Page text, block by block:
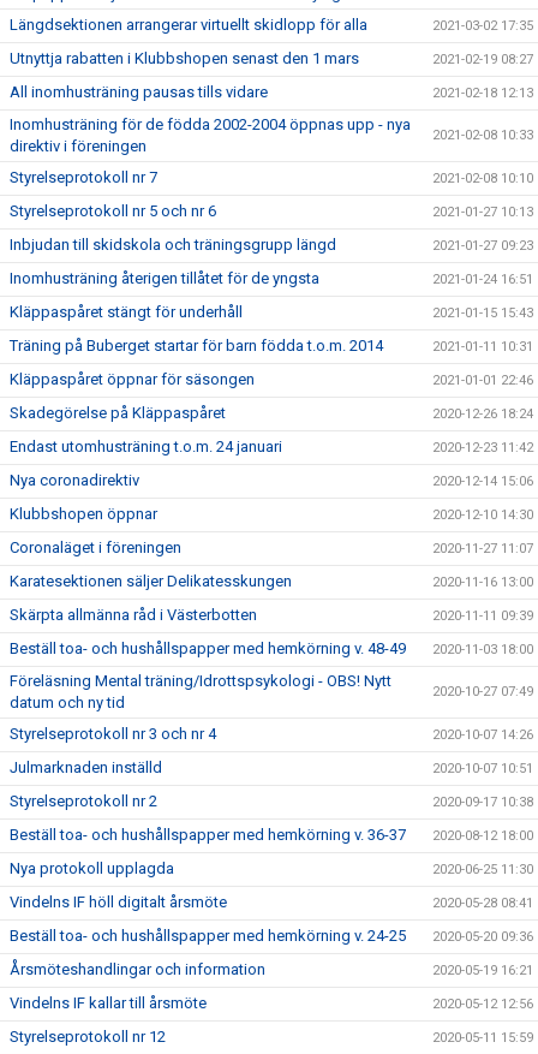
Längdsektionen arrangerar virtuellt skidlopp för alla
2021-03-02 17:35
Utnyttja rabatten i Klubbshopen senast den 1 mars 2021-02-19 08:27
All inomhusträning pausas tills vidare 2021-02-18 12:13
Inomhusträning för de födda 2002-2004 öppnas upp - nya
direktiv i föreningen
2021-02-08 10:33
Styrelseprotokoll nr 7 2021-02-08 10:10
Styrelseprotokoll nr 5 och nr 6 2021-01-27 10:13
Inbjudan till skidskola och träningsgrupp längd 2021-01-27 09:23
Inomhusträning återigen tillåtet för de yngsta 2021-01-24 16:51
Kläppaspåret stängt för underhåll 2021-01-15 15:43
Träning på Buberget startar för barn födda t.o.m. 2014 2021-01-11 10:31
Kläppaspåret öppnar för säsongen 2021-01-01 22:46
Skadegörelse på Kläppaspåret 2020-12-26 18:24
Endast utomhusträning t.o.m. 24 januari 2020-12-23 11:42
Nya coronadirektiv 2020-12-14 15:06
Klubbshopen öppnar 2020-12-10 14:30
Coronaläget i föreningen 2020-11-27 11:07
Karatesektionen säljer Delikatesskungen 2020-11-16 13:00
Skärpta allmänna råd i Västerbotten 2020-11-11 09:39
Beställ toa- och hushållspapper med hemkörning v. 48-49 2020-11-03 18:00
Föreläsning Mental träning/Idrottspsykologi - OBS! Nytt
datum och ny tid
2020-10-27 07:49
Styrelseprotokoll nr 3 och nr 4 2020-10-07 14:26
Julmarknaden inställd 2020-10-07 10:51
Styrelseprotokoll nr 2 2020-09-17 10:38
Beställ toa- och hushållspapper med hemkörning v. 36-37 2020-08-12 18:00
Nya protokoll upplagda 2020-06-25 11:30
Vindelns IF höll digitalt årsmöte 2020-05-28 08:41
Beställ toa- och hushållspapper med hemkörning v. 24-25 2020-05-20 09:36
Årsmöteshandlingar och information 2020-05-19 16:21
Vindelns IF kallar till årsmöte 2020-05-12 12:56
Styrelseprotokoll nr 12 2020-05-11 15:59